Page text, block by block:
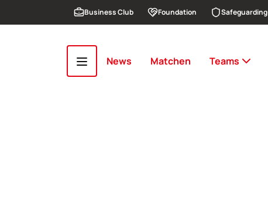
Overslaan en naar de inhoud gaan
Business Club Foundation Safeguarding
News Matchen Teams